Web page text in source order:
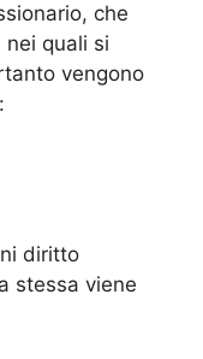
che
quali si
vengono
diritto
stessa viene